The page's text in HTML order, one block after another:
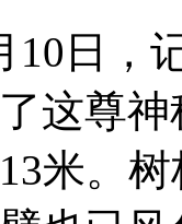
籍
日，记
这尊
米。